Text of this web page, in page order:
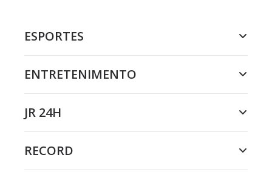
ESPORTES
ENTRETENIMENTO
JR 24H
RECORD